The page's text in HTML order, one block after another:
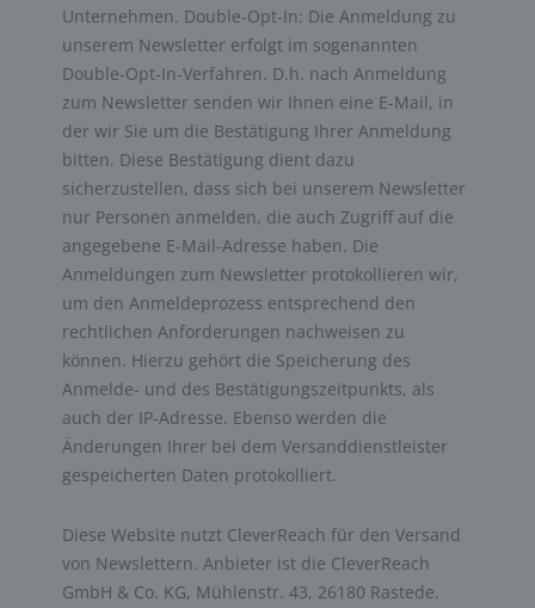
Unternehmen. Double-Opt-In: Die Anmeldung zu
unserem Newsletter erfolgt im sogenannten
Double-Opt-In-Verfahren. D.h. nach Anmeldung
zum Newsletter senden wir Ihnen eine E-Mail, in
der wir Sie um die Bestätigung Ihrer Anmeldung
bitten. Diese Bestätigung dient dazu
sicherzustellen, dass sich bei unserem Newsletter
nur Personen anmelden, die auch Zugriff auf die
angegebene E-Mail-Adresse haben. Die
Anmeldungen zum Newsletter protokollieren wir,
um den Anmeldeprozess entsprechend den
rechtlichen Anforderungen nachweisen zu
können. Hierzu gehört die Speicherung des
Anmelde- und des Bestätigungszeitpunkts, als
auch der IP-Adresse. Ebenso werden die
Änderungen Ihrer bei dem Versanddienstleister
gespeicherten Daten protokolliert.
Diese Website nutzt CleverReach für den Versand
von Newslettern. Anbieter ist die CleverReach
GmbH & Co. KG, Mühlenstr. 43, 26180 Rastede.